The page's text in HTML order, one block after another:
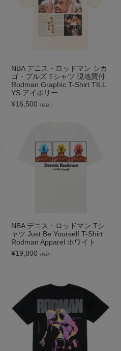
NBA デニス・ロッドマン シカ
ゴ・ブルズ Tシャツ 現地買付
Rodman Graphic T-Shirt TILL
YS アイボリー
¥16,500 （税込）
NBA デニス・ロッドマン Tシ
ャツ Just Be Yourself T-Shirt
Rodman Apparel ホワイト
¥19,800 （税込）